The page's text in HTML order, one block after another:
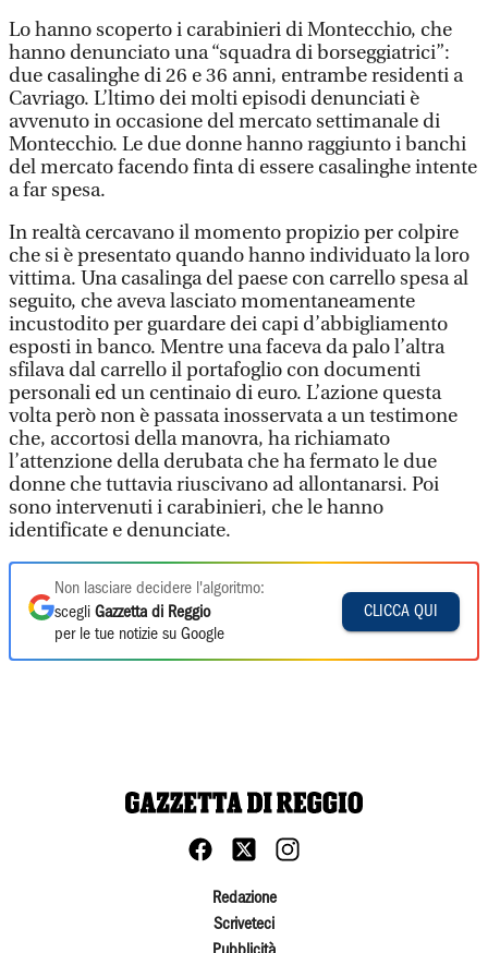
Lo hanno scoperto i carabinieri di Montecchio, che
hanno denunciato una “squadra di borseggiatrici”:
due casalinghe di 26 e 36 anni, entrambe residenti a
Cavriago. L’ltimo dei molti episodi denunciati è
avvenuto in occasione del mercato settimanale di
Montecchio. Le due donne hanno raggiunto i banchi
del mercato facendo finta di essere casalinghe intente
a far spesa.
In realtà cercavano il momento propizio per colpire
che si è presentato quando hanno individuato la loro
vittima. Una casalinga del paese con carrello spesa al
seguito, che aveva lasciato momentaneamente
incustodito per guardare dei capi d’abbigliamento
esposti in banco. Mentre una faceva da palo l’altra
sfilava dal carrello il portafoglio con documenti
personali ed un centinaio di euro. L’azione questa
volta però non è passata inosservata a un testimone
che, accortosi della manovra, ha richiamato
l’attenzione della derubata che ha fermato le due
donne che tuttavia riuscivano ad allontanarsi. Poi
sono intervenuti i carabinieri, che le hanno
identificate e denunciate.
Non lasciare decidere l'algoritmo:
scegli Gazzetta di Reggio
per le tue notizie su Google
CLICCA QUI
Redazione
Scriveteci